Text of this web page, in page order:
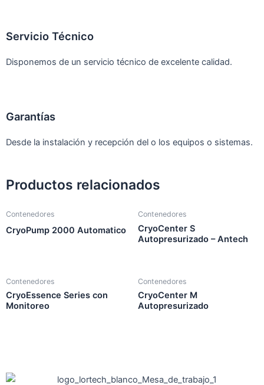
Servicio Técnico
Disponemos de un servicio técnico de excelente calidad.
Garantías
Desde la instalación y recepción del o los equipos o sistemas.
Productos relacionados
Contenedores
CryoPump 2000 Automatico
Contenedores
CryoCenter S
Autopresurizado – Antech
Contenedores
CryoEssence Series con
Monitoreo
Contenedores
CryoCenter M
Autopresurizado